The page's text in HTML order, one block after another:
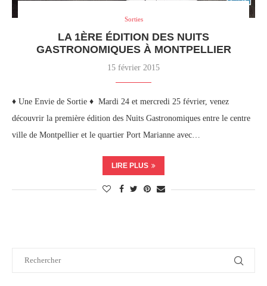
Sorties
LA 1ÈRE ÉDITION DES NUITS
GASTRONOMIQUES À MONTPELLIER
15 février 2015
♦ Une Envie de Sortie ♦ Mardi 24 et mercredi 25 février, venez
découvrir la première édition des Nuits Gastronomiques entre le centre
ville de Montpellier et le quartier Port Marianne avec…
LIRE PLUS